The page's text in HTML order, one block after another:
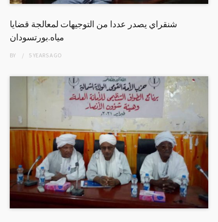
شنقراي يصدر عددا من التوجيهات لمعالجة قضايا
مياه.بورتسودان
BY 5 YEARSAGO